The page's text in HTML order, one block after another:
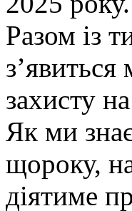
Разом із
захисту
Як ми
щороку,
діятиме